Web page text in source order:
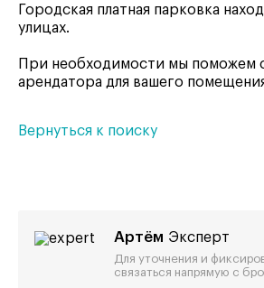
Городская платная парковка
улицах.
При необходимости мы поможем
арендатора для вашего
Вернуться к поиску
Артём Эксперт
Для уточнения и
связаться напрямую с